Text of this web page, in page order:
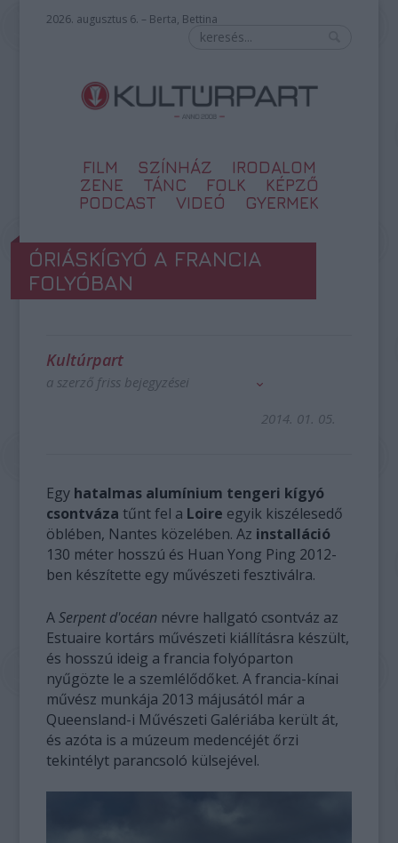
2026. augusztus 6. – Berta, Bettina
FILM SZÍNHÁZ
IRODALOM
ZENE
TÁNC FOLK
KÉPZŐ
PODCAST
VIDEÓ GYERMEK
ÓRIÁSKÍGYÓ A FRANCIA
FOLYÓBAN
Kultúrpart
a szerző friss bejegyzései
2014. 01. 05.
Egy hatalmas alumínium tengeri kígyó
csontváza tűnt fel a Loire egyik kiszélesedő
öblében, Nantes közelében. Az installáció
130 méter hosszú és Huan Yong Ping 2012-
ben készítette egy művészeti fesztiválra.
ASerpent d'océan névre hallgató csontváz az
Estuaire kortárs művészeti kiállításra készült,
és hosszú ideig a francia folyóparton
nyűgözte le a szemlélődőket. A francia-kínai
művész munkája 2013 májusától már a
Queensland-i Művészeti Galériába került át,
és azóta is a múzeum medencéjét őrzi
tekintélyt parancsoló külsejével.